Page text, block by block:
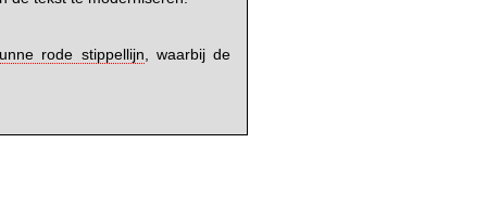
rode stippellijn , waarbij de